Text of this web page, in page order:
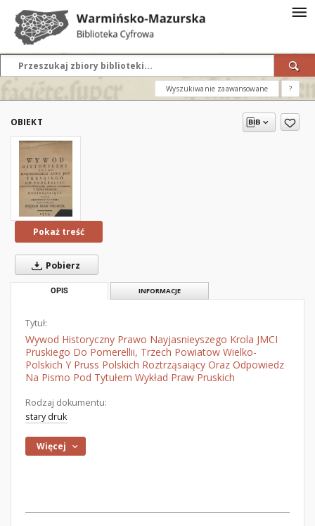
Wyszukiwanie zaawansowane ?
OBIEKT
Pokaż treść
Pobierz
OPIS INFORMACJE
Tytuł:
Wywod Historyczny Prawo Nayjasnieyszego Krola JMCI
Pruskiego Do Pomerellii, Trzech Powiatow Wielko-
Polskich Y Pruss Polskich Roztrząsaiący Oraz Odpowiedz
Na Pismo Pod Tytułem Wykład Praw Pruskich
Rodzaj dokumentu:
stary druk
Więcej